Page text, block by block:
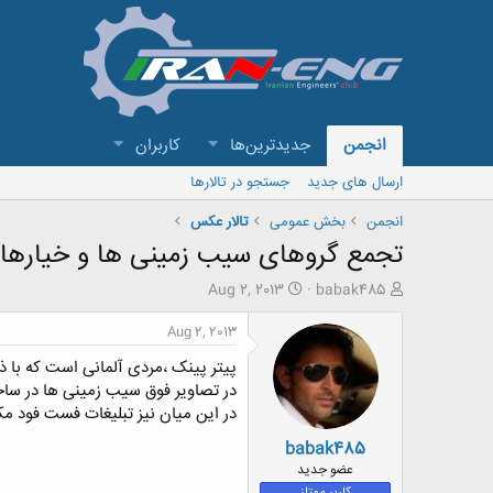
انجمن جدیدترین‌ها کاربران
ارسال های جدید
جستجو در تالارها
انجمن
بخش عمومی تالار عکس
تجمع گروهای سیب زمینی ها و
ش
و
babak485
ت
ی
خ
ش
ر
Aug 2, 2013
babak485
عضو جدید
Aug 2, 2013
پیتر پینک ،‌مردی آلمانی است که
در تصاویر فوق سیب زمینی ها در
در این میان نیز تبلیغات فست فود